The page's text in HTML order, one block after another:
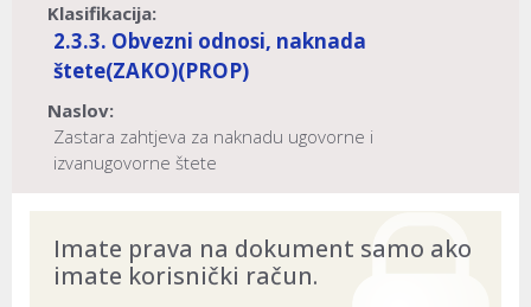
Klasifikacija:
2.3.3. Obvezni odnosi, naknada
štete(ZAKO)(PROP)
Naslov:
Zastara zahtjeva za naknadu ugovorne i
izvanugovorne štete
Imate prava na dokument samo ako
imate korisnički račun.